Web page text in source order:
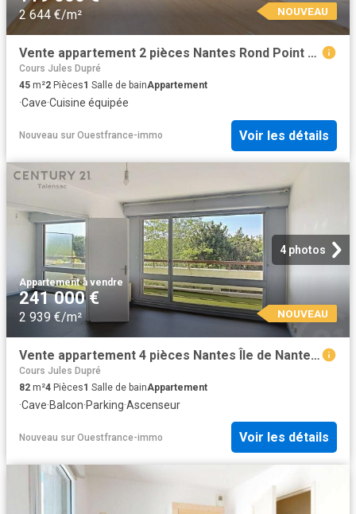
2 644 €/m² NOUVEAU
Vente appartement 2 pièces Nantes Rond Point de Paris Blanche de Castille 44
Cours Jules Dupré
45 m²2 Pièces1 Salle de bainAppartement
·Cave·Cuisine équipée
Nouveau sur Ouestfrance-immo Voir les détails
4 photos
Appartement·à vendre
241 000 €
2 939 €/m² NOUVEAU
Vente appartement 4 pièces Nantes Île de Nantes 44
Cours Jules Dupré
82 m²4 Pièces1 Salle de bainAppartement
·Cave·Balcon·Parking·Ascenseur
Nouveau sur Ouestfrance-immo Voir les détails